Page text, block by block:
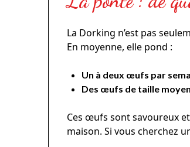
La Dorking n’est pas
En moyenne, elle pond :
Un à deux œufs par
Des œufs de taille
Ces œufs sont savoureux
maison. Si vous cherchez